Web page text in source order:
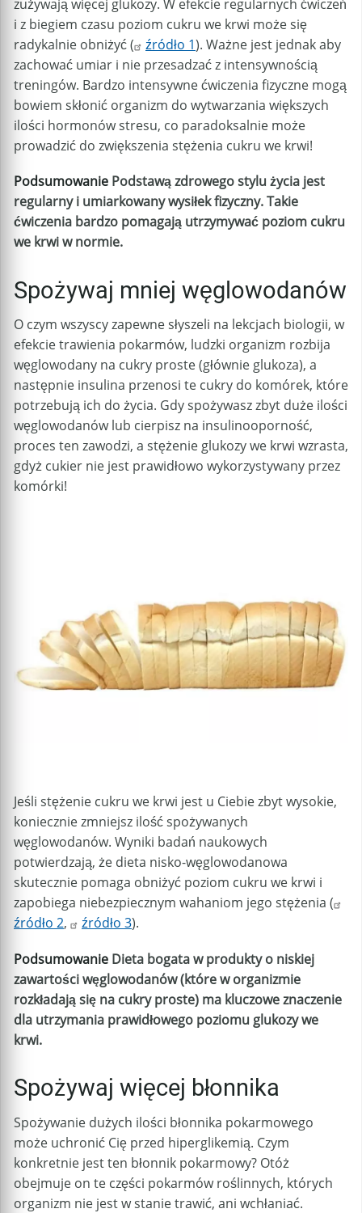
zużywają więcej glukozy. W efekcie regularnych ćwiczeń
i z biegiem czasu poziom cukru we krwi może się
radykalnie obniżyć (
źródło 1). Ważne jest jednak aby
zachować umiar i nie przesadzać z intensywnością
treningów. Bardzo intensywne ćwiczenia fizyczne mogą
bowiem skłonić organizm do wytwarzania większych
ilości hormonów stresu, co paradoksalnie może
prowadzić do zwiększenia stężenia cukru we krwi!
Podsumowanie Podstawą zdrowego stylu życia jest
regularny i umiarkowany wysiłek fizyczny. Takie
ćwiczenia bardzo pomagają utrzymywać poziom cukru
we krwi w normie.
Spożywaj mniej węglowodanów
O czym wszyscy zapewne słyszeli na lekcjach biologii, w
efekcie trawienia pokarmów, ludzki organizm rozbija
węglowodany na cukry proste (głównie glukoza), a
następnie insulina przenosi te cukry do komórek, które
potrzebują ich do życia. Gdy spożywasz zbyt duże ilości
węglowodanów lub cierpisz na insulinooporność,
proces ten zawodzi, a stężenie glukozy we krwi wzrasta,
gdyż cukier nie jest prawidłowo wykorzystywany przez
komórki!
Jeśli stężenie cukru we krwi jest u Ciebie zbyt wysokie,
koniecznie zmniejsz ilość spożywanych
węglowodanów. Wyniki badań naukowych
potwierdzają, że dieta nisko-węglowodanowa
skutecznie pomaga obniżyć poziom cukru we krwi i
zapobiega niebezpiecznym wahaniom jego stężenia (
źródło 2, źródło 3).
Podsumowanie Dieta bogata w produkty o niskiej
zawartości węglowodanów (które w organizmie
rozkładają się na cukry proste) ma kluczowe znaczenie
dla utrzymania prawidłowego poziomu glukozy we
krwi.
Spożywaj więcej błonnika
Spożywanie dużych ilości błonnika pokarmowego
może uchronić Cię przed hiperglikemią. Czym
konkretnie jest ten błonnik pokarmowy? Otóż
obejmuje on te części pokarmów roślinnych, których
organizm nie jest w stanie trawić, ani wchłaniać.